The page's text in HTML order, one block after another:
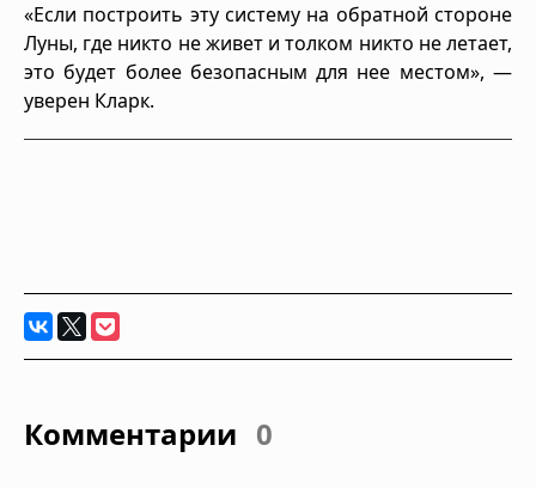
«Если построить эту систему на обратной стороне
Луны, где никто не живет и толком никто не летает,
это будет более безопасным для нее местом», —
уверен Кларк.
Комментарии 0